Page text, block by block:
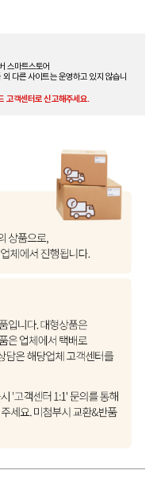
스마트스토어
다른 사이트는 운영하고 있지 않습니
고객센터로 신고해주세요.